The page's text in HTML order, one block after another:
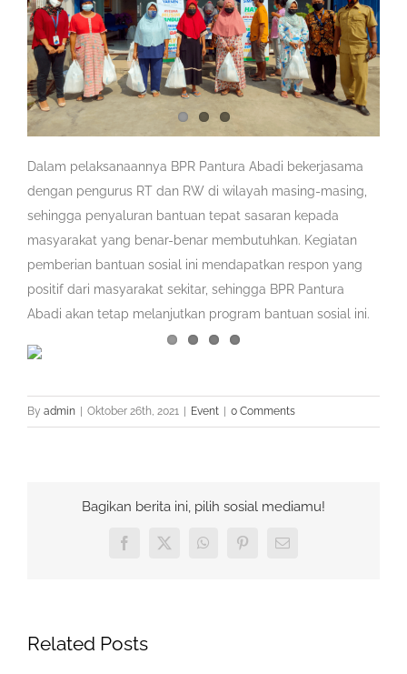
Dalam pelaksanaannya BPR Pantura Abadi bekerjasama
dengan pengurus RT dan RW di wilayah masing-masing,
sehingga penyaluran bantuan tepat sasaran kepada
masyarakat yang benar-benar membutuhkan. Kegiatan
pemberian bantuan sosial ini mendapatkan respon yang
positif dari masyarakat sekitar, sehingga BPR Pantura
Abadi akan tetap melanjutkan program bantuan sosial ini.
By admin | Oktober 26th, 2021 | Event | 0 Comments
Bagikan berita ini, pilih sosial mediamu!
Facebook
X WhatsAppPinterestEmail
Related Posts